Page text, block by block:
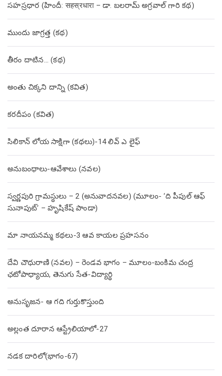
సహస్రధార (హిందీ: सहस्रधारा – డా. బలరామ్ అగ్రవాల్ గారి కథ)
ముందు జాగ్రత్త (క‌థ‌)
తీరం దాటిన… (క‌థ‌)
అంతు చిక్కని దాన్ని (కవిత)
కరదీపం (కవిత)
సిలికాన్ లోయ సాక్షిగా (కథలు)-14 లివ్ ఎ లైఫ్
అనుబంధాలు-ఆవేశాలు (నవల)
స్వర్ణపురి గ్రామస్థులు – 2 (అనువాదనవల) (మూలం- ‘ది పీపుల్ ఆఫ్
సునాపుట్’ – హృషికేష్ పాండా)
మా నాయనమ్మ కథలు-3 ఆవ కాయల ప్రహసనం
దేవి చౌధురాణి (నవల) – రెండవ భాగం – మూలం-బంకిమ చంద్ర
ఛటోపాధ్యాయ, తెనుగు సేత-విద్యార్థి
అనుసృజన- ఆ గది గుర్తుకొస్తుంది
అల్లంత దూరాన ఆస్ట్రేలియాలో-27
నడక దారిలో(భాగం-67)